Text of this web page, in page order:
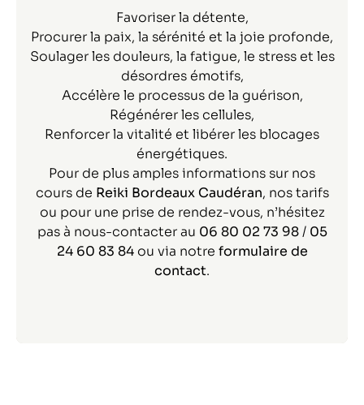
Favoriser la détente,
Procurer la paix, la sérénité et la joie profonde,
Soulager les douleurs, la fatigue, le stress et les
désordres émotifs,
Accélère le processus de la guérison,
Régénérer les cellules,
Renforcer la vitalité et libérer les blocages
énergétiques.
Pour de plus amples informations sur nos
cours de Reiki Bordeaux Caudéran, nos tarifs
ou pour une prise de rendez-vous, n’hésitez
pas à nous-contacter au 06 80 02 73 98/ 05
24 60 83 84ou via notre formulaire de
contact.